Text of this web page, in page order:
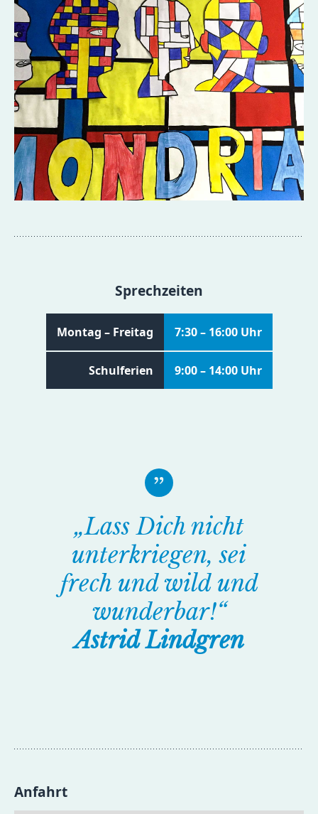
Sprechzeiten
Montag – Freitag 7:30 – 16:00 Uhr
Schulferien 9:00 – 14:00 Uhr
„Lass Dich nicht
unterkriegen, sei
frech und wild und
wunderbar!“
Astrid Lindgren
Anfahrt